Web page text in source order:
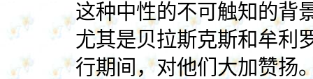
这种中性的不可触知的背
尤其是贝拉斯克斯和牟利
行期间，对他们大加赞扬